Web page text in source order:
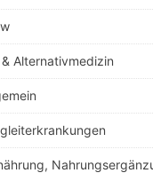
Alternativmedizin